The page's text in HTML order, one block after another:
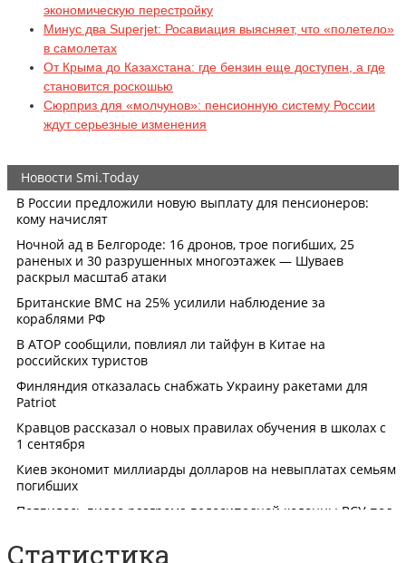
экономическую перестройку
Минус два Superjet: Росавиация выясняет, что «полетело»
в самолетах
От Крыма до Казахстана: где бензин еще доступен, а где
становится роскошью
Сюрприз для «молчунов»: пенсионную систему России
ждут серьезные изменения
Статистика